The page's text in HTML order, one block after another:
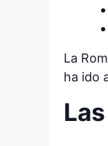
La
ha ido